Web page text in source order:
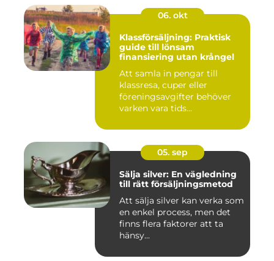
06. okt
Klassförsäljning: Praktisk
guide till lönsam
finansiering utan krångel
Att samla in pengar till
klassresa, cuper eller
föreningsavgifter behöver
varken vara tids...
05. sep
Sälja silver: En vägledning
till rätt försäljningsmetod
Att sälja silver kan verka som
en enkel process, men det
finns flera faktorer att ta
hänsy...